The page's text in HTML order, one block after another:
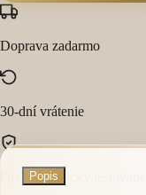
Doprava zadarmo
30-dní vrátenie
Dermatologicky testované
Popis